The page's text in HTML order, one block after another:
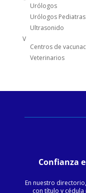
Urólogos
Urólogos Pediatras
Ultrasonido
V
Centros de
Veterinarios
Confianza
En nuestro
con título y